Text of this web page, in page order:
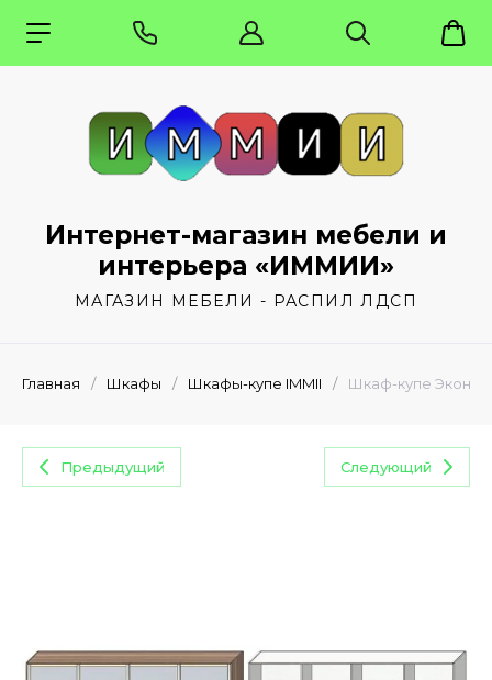
Интернет-магазин мебели и
интерьера «ИММИИ»
МАГАЗИН МЕБЕЛИ - РАСПИЛ ЛДСП
Главная / Шкафы / Шкафы-купе IMMII / Шкаф-купе
Предыдущий Следующий